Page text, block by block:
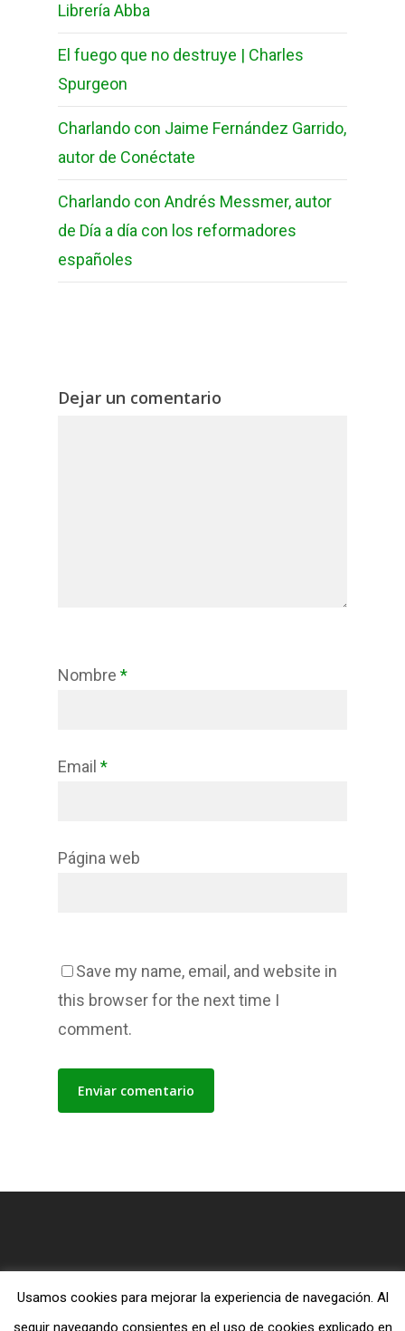
Librería Abba
El fuego que no destruye | Charles
Spurgeon
Charlando con Jaime Fernández Garrido,
autor de Conéctate
Charlando con Andrés Messmer, autor
de Día a día con los reformadores
españoles
Dejar un comentario
Nombre *
Email *
Página web
Save my name, email, and website in
this browser for the next time I
comment.
Usamos cookies para mejorar la experiencia de navegación. Al
seguir navegando consientes en el uso de cookies explicado en